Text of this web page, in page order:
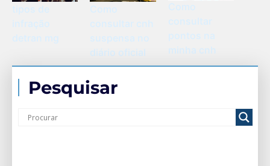
diário oficial
minha cnh
Pesquisar